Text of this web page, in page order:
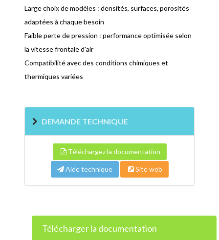
Large choix de modèles : densités, surfaces, porosités
adaptées à chaque besoin
Faible perte de pression : performance optimisée selon
la vitesse frontale d'air
Compatibilité avec des conditions chimiques et
thermiques variées
DEMANDE TECHNIQUE
Téléchargez la documentation
Aide technique Site web
Télécharger la documentation